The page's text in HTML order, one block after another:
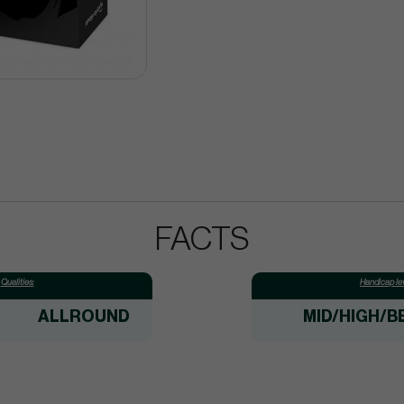
FACTS
Qualities:
ALLROUND
Handicap
MID/HIGH/